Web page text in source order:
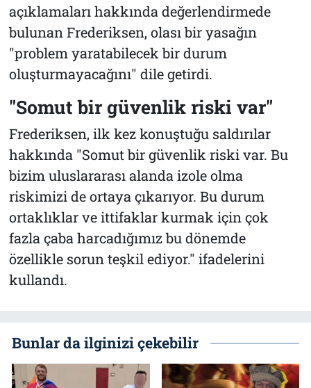
açıklamaları hakkında değerlendirmede
bulunan Frederiksen, olası bir yasağın
"problem yaratabilecek bir durum
oluşturmayacağını" dile getirdi.
"Somut bir güvenlik riski var"
Frederiksen, ilk kez konuştuğu saldırılar
hakkında "Somut bir güvenlik riski var. Bu
bizim uluslararası alanda izole olma
riskimizi de ortaya çıkarıyor. Bu durum
ortaklıklar ve ittifaklar kurmak için çok
fazla çaba harcadığımız bu dönemde
özellikle sorun teşkil ediyor." ifadelerini
kullandı.
Bunlar da ilginizi çekebilir